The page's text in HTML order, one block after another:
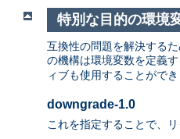
特別な目的の環境
互換性の問題を解決する
の機構は環境変数を定義
ィブも使用することができ
downgrade-1.0
これを指定することで、